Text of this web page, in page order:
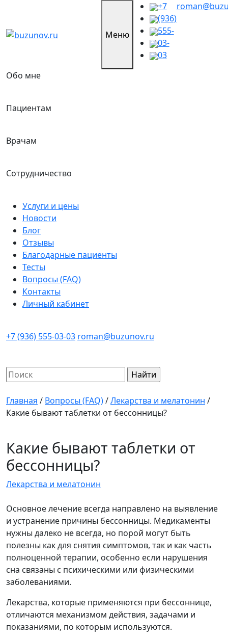
content
Меню
+7
(936)
555-
03-
03
Обо мне
Пациентам
Врачам
Сотрудничество
Услуги и цены
Новости
Блог
Отзывы
Благодарные пациенты
Тесты
Вопросы (FAQ)
Контакты
Личный кабинет
+7 (936) 555-03-03 roman@buzunov.ru
Найти:
Главная / Вопросы (FAQ)/Лекарства и мелатонин /
Какие бывают таблетки от бессонницы?
Какие бывают таблетки от
бессонницы?
Лекарства и мелатонин
Основное лечение всегда направлено на выявление
и устранение причины бессонницы. Медикаменты
нужны далеко не всегда, но порой могут быть
полезны как для снятия симптомов, так и как часть
полноценной терапии, особенно если нарушения
сна связаны с психическими или физическими
заболеваниями.
Лекарства, которые применяются при бессоннице,
отличаются механизмом действия, задачами и
показаниями, по которым используются.